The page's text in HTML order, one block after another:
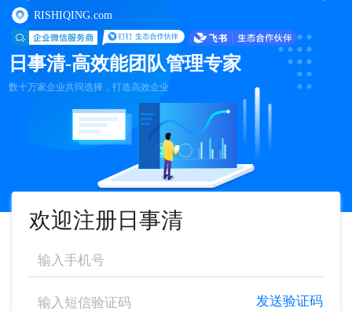
RISHIQING.com
日事清-高效能团队管理专家
数十万家企业共同选择，打造高效企业
欢迎注册日事清
发送验证码